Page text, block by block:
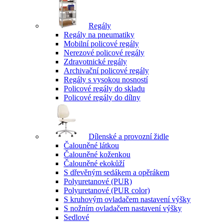
Regály
Regály na pneumatiky
Mobilní policové regály
Nerezové policové regály
Zdravotnické regály
Archivační policové regály
Regály s vysokou nosností
Policové regály do skladu
Policové regály do dílny
Dílenské a provozní židle
Čalouněné látkou
Čalouněné koženkou
Čalouněné ekokůží
S dřevěným sedákem a opěrákem
Polyuretanové (PUR)
Polyuretanové (PUR color)
S kruhovým ovladačem nastavení výšky
S nožním ovladačem nastavení výšky
Sedlové